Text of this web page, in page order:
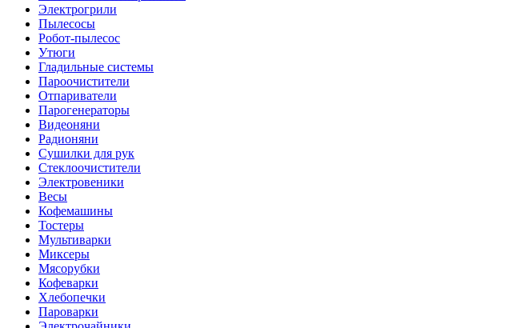
Электрогрили
Пылесосы
Робот-пылесос
Утюги
Гладильные системы
Пароочистители
Отпариватели
Парогенераторы
Видеоняни
Радионяни
Сушилки для рук
Стеклоочистители
Электровеники
Весы
Кофемашины
Тостеры
Мультиварки
Миксеры
Мясорубки
Кофеварки
Хлебопечки
Пароварки